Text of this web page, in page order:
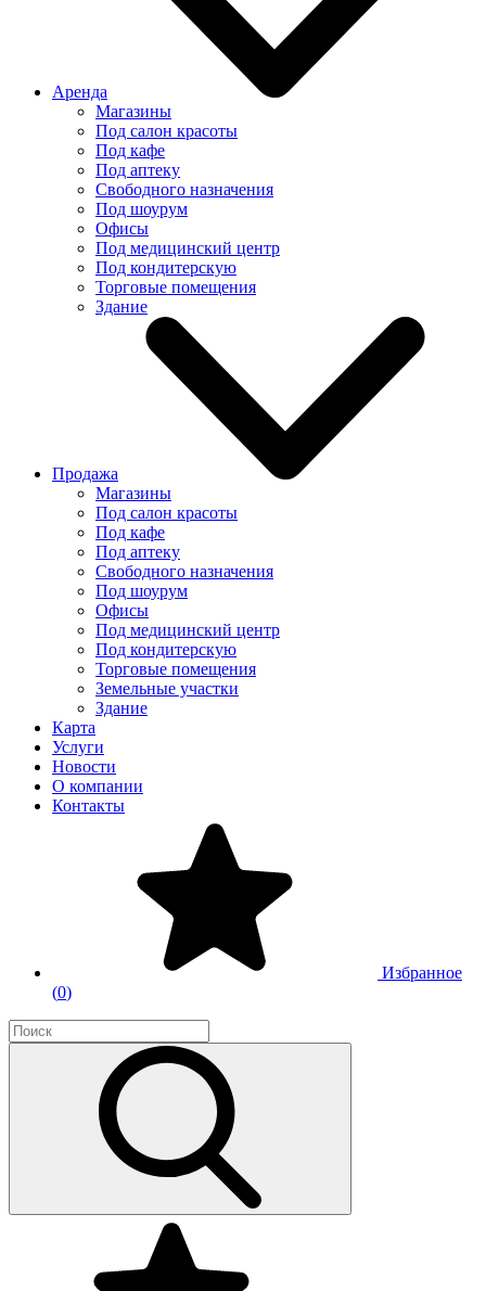
Аренда
Магазины
Под салон красоты
Под кафе
Под аптеку
Свободного назначения
Под шоурум
Офисы
Под медицинский центр
Под кондитерскую
Торговые помещения
Здание
Продажа
Магазины
Под салон красоты
Под кафе
Под аптеку
Свободного назначения
Под шоурум
Офисы
Под медицинский центр
Под кондитерскую
Торговые помещения
Земельные участки
Здание
Карта
Услуги
Новости
О компании
Контакты
Избранное
(0)